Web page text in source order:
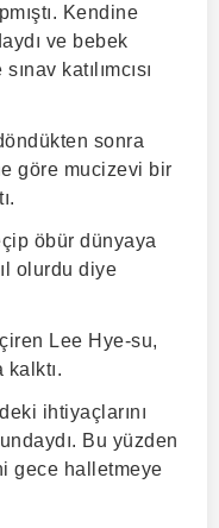
Kendine
ve bebek
katılımcısı
sonra
göre mucizevi bir
öbür dünyaya
olurdu diye
Lee Hye-su,
ihtiyaçlarını
Bu yüzden
gece halletmeye